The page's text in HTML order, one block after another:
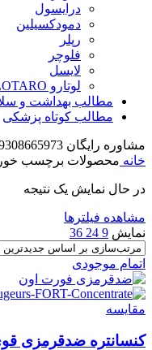
درایسول
دمودکسیلین
رپلر
فلوچر
لایسل
لوتارو LOTARO
مطالب بهداشت و
مطالب کوتاه پزشکی
مشاوره رایگان 09308665973
خانه محصولات برچسب
در حال نمایش یک نتیجه
مشاهده فیلترها
نمایش 9
24
36
اتمام موجودی
مقایسه
کنسانتره ضدقرمزی